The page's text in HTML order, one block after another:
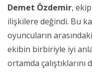
Demet Özdemir,
ilişkilere değindi. Bu
oyuncuların
ekibin birbiriyle iyi
ortamda çalıştıklarını